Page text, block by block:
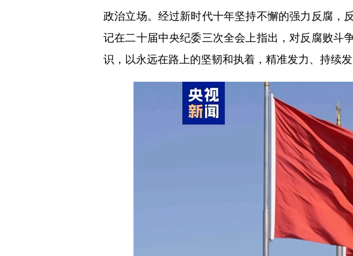
政治立场。经过新时代十年坚持不懈的强力反腐，
记在二十届中央纪委三次全会上指出，对反腐败斗
识，以永远在路上的坚韧和执着，精准发力、持续